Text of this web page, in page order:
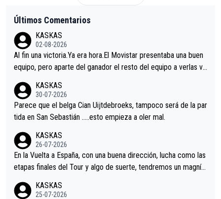
Últimos Comentarios
KASKAS
02-08-2026
Al fin una victoria.Ya era hora.El Movistar presentaba una buen
equipo, pero aparte del ganador el resto del equipo a verlas ve
s.La única buena noticia es la mejoría de Enric Más en San Seb
astian.Si en la Vuelta a Burgos sigue la mejoría, podríamos ten
er alguna sorpresa en la Vuelta.Ojalá.
KASKAS
30-07-2026
Parece que el belga Cian Uijtdebroeks, tampoco será de la par
tida en San Sebastián …..esto empieza a oler mal.
KASKAS
26-07-2026
En la Vuelta a España, con una buena dirección, lucha como las
etapas finales del Tour y algo de suerte, tendremos un magnífi
KASKAS
25-07-2026